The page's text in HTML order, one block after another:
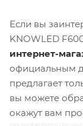
Если вы
KNOWLED
интернет-
официальным
предлагает
вы можете
окажут вам